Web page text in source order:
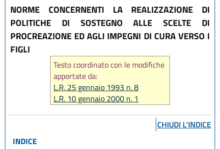
NORME CONCERNENTI LA REALIZZAZIONE DI
POLITICHE DI SOSTEGNO ALLE SCELTE DI
PROCREAZIONE ED AGLI IMPEGNI DI CURA VERSO I
FIGLI
Testo coordinato con le modifiche
apportate da:
L.R. 25 gennaio 1993 n. 8
L.R. 10 gennaio 2000 n. 1
CHIUDI L'INDICE
INDICE